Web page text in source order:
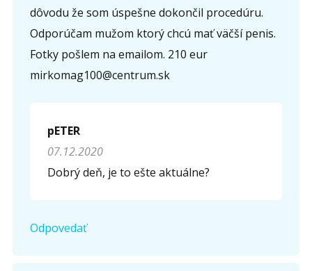
dôvodu že som úspešne dokončil procedúru.
Odporúčam mužom ktorý chcú mať väčší penis.
Fotky pošlem na emailom. 210 eur
mirkomag100@centrum.sk
pETER
07.12.2020
Dobrý deň, je to ešte aktuálne?
Odpovedať